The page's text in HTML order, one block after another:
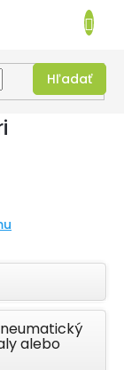
Hľadať
KOŠÍK
alebo